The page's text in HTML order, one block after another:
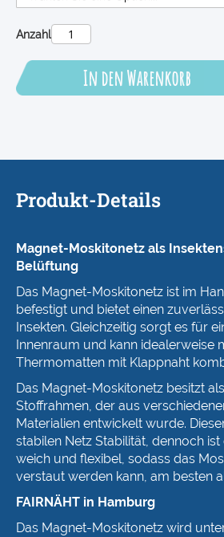
Anzahl
In den Warenkorb
Produkt-Details
Magnet-Moskitonetz als
Belüftung
Das Magnet-Moskitonetz ist im
befestigt und bietet einen
Insekten. Gleichzeitig sorgt es für
Innenraum und kann idealerweise
Thermomatten mit Klappnaht
Das Magnet-Moskitonetz besitzt
Stoffrahmen, der aus
Materialien entwickelt wurde.
stabilen Netz Stabilität, dennoch
weich und flexibel, sodass das
verstaut werden kann, am besten
FAIRNÄHT in Hamburg
Das Magnet-Moskitonetz wird